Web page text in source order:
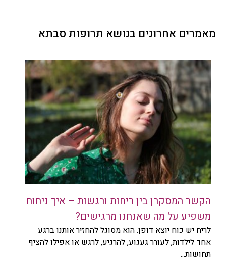
מאמרים אחרונים בנושא תרופות סבתא
הקשר המסקרן בין ריחות ורגשות – איך ניחוח
משפיע על מה שאנחנו מרגישים?
לריח יש כוח יוצא דופן. הוא מסוגל להחזיר אותנו ברגע
אחד לילדות, לעורר געגוע, להרגיע, לרגש או אפילו להציף
תחושות...